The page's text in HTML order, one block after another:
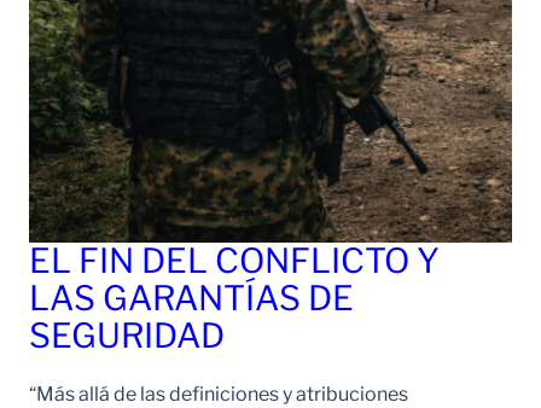
EL FIN DEL CONFLICTO Y
LAS GARANTÍAS DE
SEGURIDAD
“Más allá de las definiciones y atribuciones